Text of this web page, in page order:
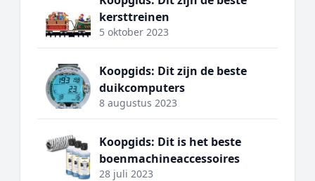
kersttreinen
5 oktober 2023
Koopgids: Dit zijn de beste
duikcomputers
8 augustus 2023
Koopgids: Dit is het beste
boenmachineaccessoires
28 juli 2023